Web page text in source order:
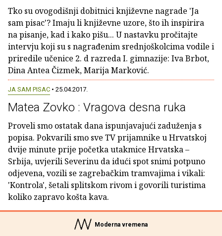
Tko su ovogodišnji dobitnici književne nagrade 'Ja
sam pisac'? Imaju li književne uzore, što ih inspirira
na pisanje, kad i kako pišu... U nastavku pročitajte
intervju koji su s nagrađenim srednjoškolcima vodile i
priredile učenice 2. d razreda I. gimnazije: Iva Brbot,
Dina Antea Čizmek, Marija Marković.
JA SAM PISAC • 25.04.2017.
Matea Zovko : Vragova desna ruka
Proveli smo ostatak dana ispunjavajući zaduženja s
popisa. Pokvarili smo sve TV prijamnike u Hrvatskoj
dvije minute prije početka utakmice Hrvatska –
Srbija, uvjerili Severinu da idući spot snimi potpuno
odjevena, vozili se zagrebačkim tramvajima i vikali:
'Kontrola', šetali splitskom rivom i govorili turistima
koliko zapravo košta kava.
Moderna vremena